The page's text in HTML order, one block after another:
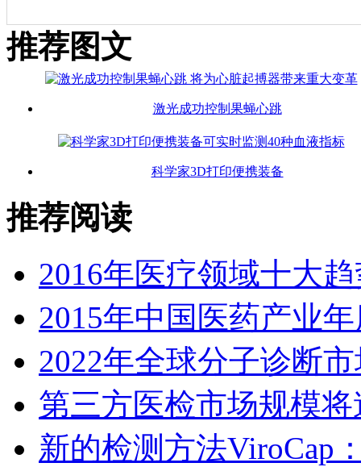
推荐图文
激光成功控制果蝇心跳
科学家3D打印便携装备
推荐阅读
2016年医疗领域十大
2015年中国医药产业
2022年全球分子诊断
第三方医检市场规模将
新的检测方法ViroCap